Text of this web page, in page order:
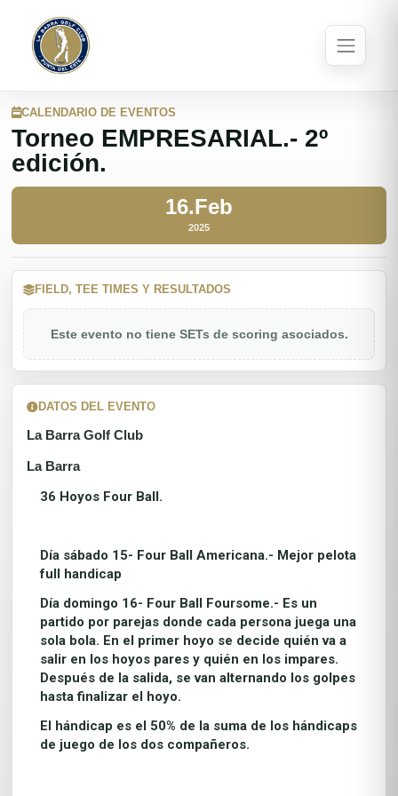
CALENDARIO DE EVENTOS
Torneo EMPRESARIAL.- 2º
edición.
16.Feb
2025
FIELD, TEE TIMES Y RESULTADOS
Este evento no tiene SETs de scoring asociados.
DATOS DEL EVENTO
La Barra Golf Club
La Barra
36 Hoyos Four Ball.
Día sábado 15- Four Ball Americana.- Mejor pelota
full handicap
Día domingo 16- Four Ball Foursome.- Es un
partido por parejas donde cada persona juega una
sola bola. En el primer hoyo se decide quién va a
salir en los hoyos pares y quién en los impares.
Después de la salida, se van alternando los golpes
hasta finalizar el hoyo.
El hándicap es el 50% de la suma de los hándicaps
de juego de los dos compañeros.